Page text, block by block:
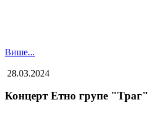
Више...
28.03.2024
Концерт Етно групе "Траг"